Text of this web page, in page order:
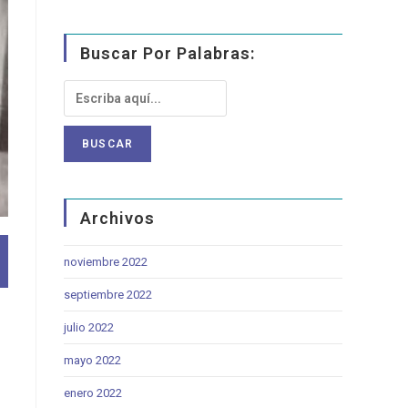
Buscar Por Palabras:
Archivos
noviembre 2022
septiembre 2022
julio 2022
mayo 2022
enero 2022